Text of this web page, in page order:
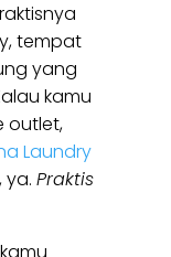
tempat
yang
kamu
outlet,
Laundry
ya. Praktis